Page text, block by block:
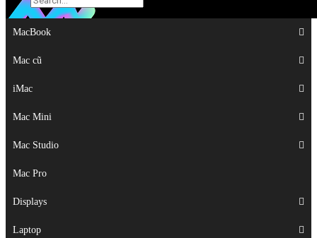
MacBook
Mac cũ
iMac
Mac Mini
Mac Studio
Mac Pro
Displays
MacBook
Mac cũ
iMac
Mac Mini
Mac Studio
Mac Pro
Displays
Laptop